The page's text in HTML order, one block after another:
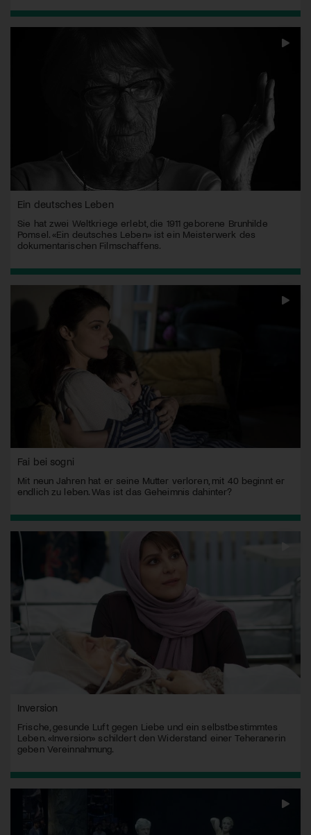
Ein deutsches Leben
Sie hat zwei Weltkriege erlebt, die 1911 geborene Brunhilde
Pomsel. «Ein deutsches Leben» ist ein Meisterwerk des
dokumentarischen Filmschaffens.
Fai bei sogni
Mit neun Jahren hat er seine Mutter verloren, mit 40 beginnt er
endlich zu leben. Was ist das Geheimnis dahinter?
Inversion
Frische, gesunde Luft gegen Liebe und ein selbstbestimmtes
Leben. «Inversion» schildert den Widerstand einer Teheranerin
geben Vereinnahmung.